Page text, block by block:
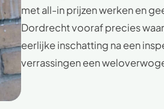
met all-in prijzen werken en
Dordrecht vooraf precies
eerlijke inschatting na een
verrassingen een